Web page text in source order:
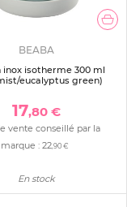
BEABA
inox isotherme 300 ml
eucalyptus green)
17,80 €
vente conseillé par la
marque : 22,90 €
En stock